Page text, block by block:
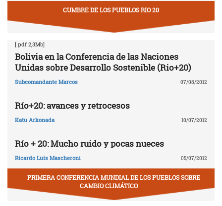
CUMBRE DE LOS PUEBLOS RIO 20
[.pdf 2,3Mb]
Bolivia en la Conferencia de las Naciones
Unidas sobre Desarrollo Sostenible (Rio+20)
Subcomandante Marcos 07/08/2012
Río+20: avances y retrocesos
Katu Arkonada 10/07/2012
Río + 20: Mucho ruido y pocas nueces
Ricardo Luis Mascheroni 05/07/2012
PRIMERA CONFERENCIA MUNDIAL DE LOS PUEBLOS SOBRE
CAMBIO CLIMÁTICO